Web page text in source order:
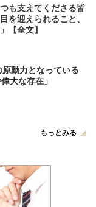
も支えてくださる皆
を迎えられること、
【全文】
動力となっている
大な存在」
もっとみる